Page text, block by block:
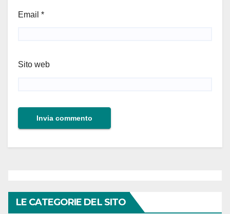
Email *
Sito web
LE CATEGORIE DEL SITO